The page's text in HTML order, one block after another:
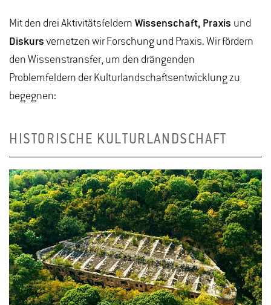
Mit den drei Aktivitätsfeldern Wissenschaft, Praxis und
Diskurs vernetzen wir Forschung und Praxis. Wir fördern
den Wissenstransfer, um den drängenden
Problemfeldern der Kulturlandschaftsentwicklung zu
begegnen:
HISTORISCHE KULTURLANDSCHAFT